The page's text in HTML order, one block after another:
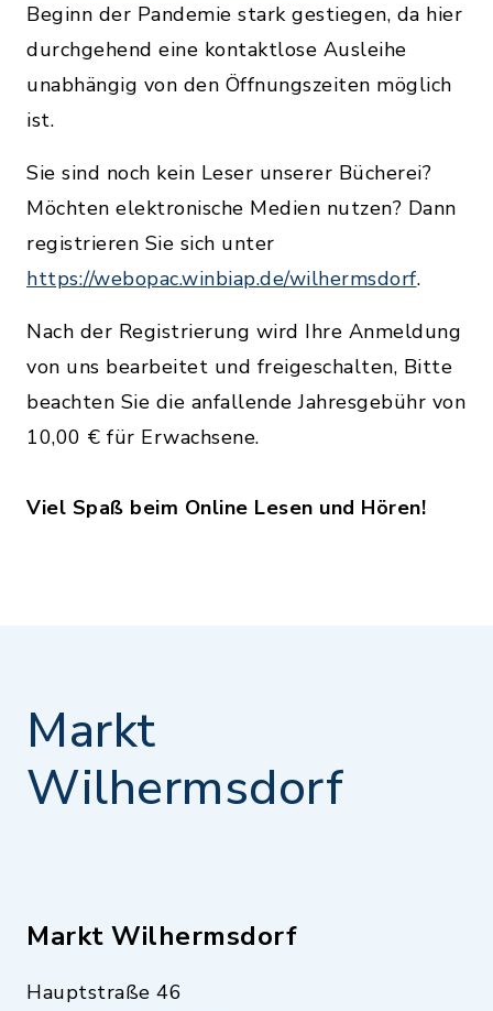
Beginn der Pandemie stark gestiegen, da hier
durchgehend eine kontaktlose Ausleihe
unabhängig von den Öffnungszeiten möglich
ist.
Sie sind noch kein Leser unserer Bücherei?
Möchten elektronische Medien nutzen? Dann
registrieren Sie sich unter
https://webopac.winbiap.de/wilhermsdorf.
Nach der Registrierung wird Ihre Anmeldung
von uns bearbeitet und freigeschalten, Bitte
beachten Sie die anfallende Jahresgebühr von
10,00 € für Erwachsene.
Viel Spaß beim Online Lesen und Hören!
Markt
Wilhermsdorf
Markt Wilhermsdorf
Hauptstraße 46